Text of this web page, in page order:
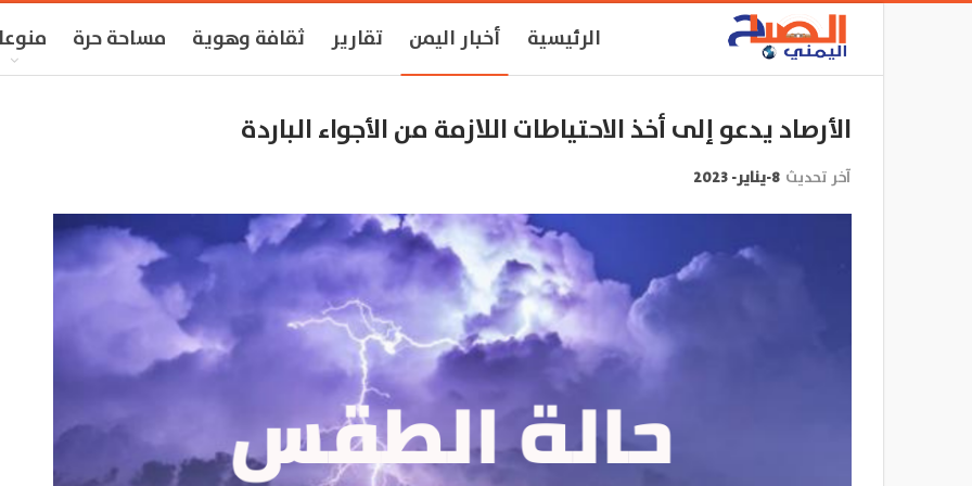
الرئيسية أخبار اليمن تقارير ثقافة وهوية مساحة حرة
الأرصاد يدعو إلى أخذ الاحتياطات اللازمة من الأجواء الباردة
آخر تحديث 8-يناير- 2023